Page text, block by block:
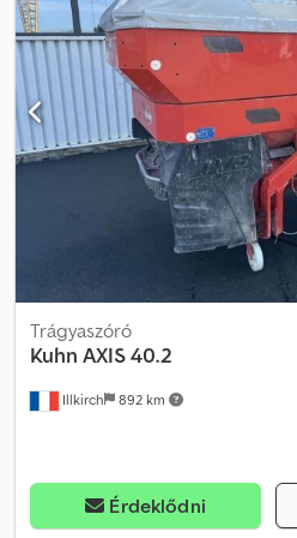
Illkirch 892 km
Trágyaszóró
Kuhn AXIS 40.2
Érdeklődni